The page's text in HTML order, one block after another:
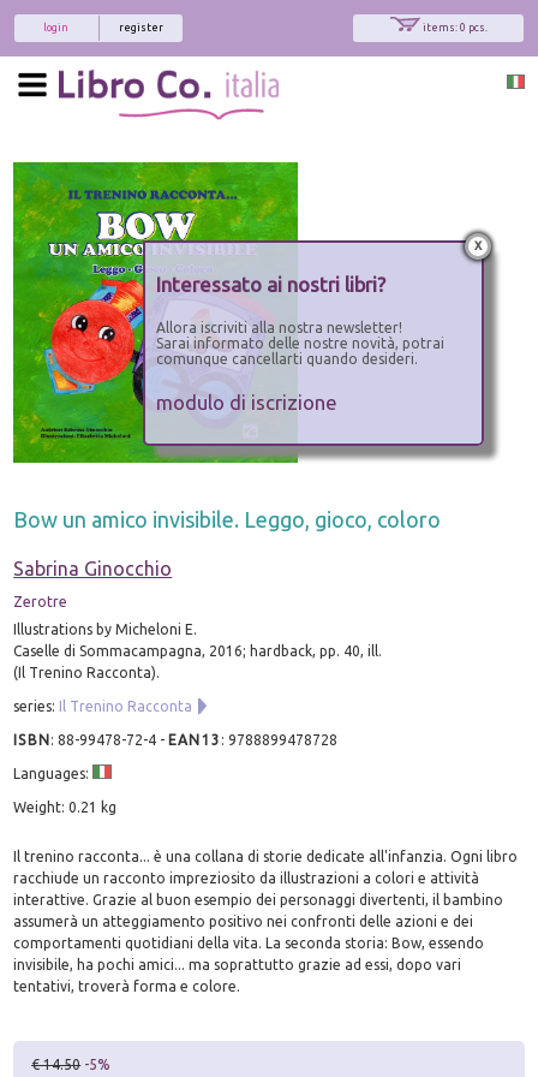
items: 0 pcs.
register
login
Bow un amico invisibile. Leggo, gioco, coloro
Sabrina Ginocchio
Zerotre
Illustrations by Micheloni E.
Caselle di Sommacampagna, 2016; hardback, pp. 40, ill.
(Il Trenino Racconta).
series: Il Trenino Racconta
ISBN:88-99478-72-4 - EAN13 :9788899478728
Languages:
Weight: 0.21 kg
Il trenino racconta... è una collana di storie dedicate all'infanzia. Ogni libro
racchiude un racconto impreziosito da illustrazioni a colori e attività
interattive. Grazie al buon esempio dei personaggi divertenti, il bambino
assumerà un atteggiamento positivo nei confronti delle azioni e dei
comportamenti quotidiani della vita. La seconda storia: Bow, essendo
invisibile, ha pochi amici... ma soprattutto grazie ad essi, dopo vari
tentativi, troverà forma e colore.
€ 14.50 -5%
x
Interessato ai nostri libri?
Allora iscriviti alla nostra newsletter!
Sarai informato delle nostre novità, potrai
comunque cancellarti quando desideri.
modulo di iscrizione